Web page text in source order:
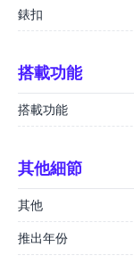
錶扣
搭載功能
搭載功能
其他細節
其他
推出年份